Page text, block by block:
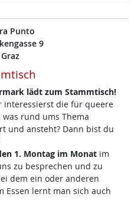
Punto
9
Graz
lädt zum Stammtisch!
interessierst die für queere
rund ums Thema
und ansteht? Dann bist du
1. Montag im Monat im
zu besprechen und zu
dem ein oder anderen
Essen lernt man sich auch